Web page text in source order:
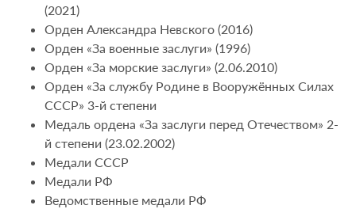
(2021)
Орден Александра Невского (2016)
Орден «За военные заслуги» (1996)
Орден «За морские заслуги» (2.06.2010)
Орден «За службу Родине в Вооружённых Силах
СССР» 3-й степени
Медаль ордена «За заслуги перед Отечеством» 2-
й степени (23.02.2002)
Медали СССР
Медали РФ
Ведомственные медали РФ